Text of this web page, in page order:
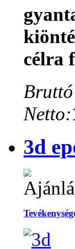
célra
Netto:
3d